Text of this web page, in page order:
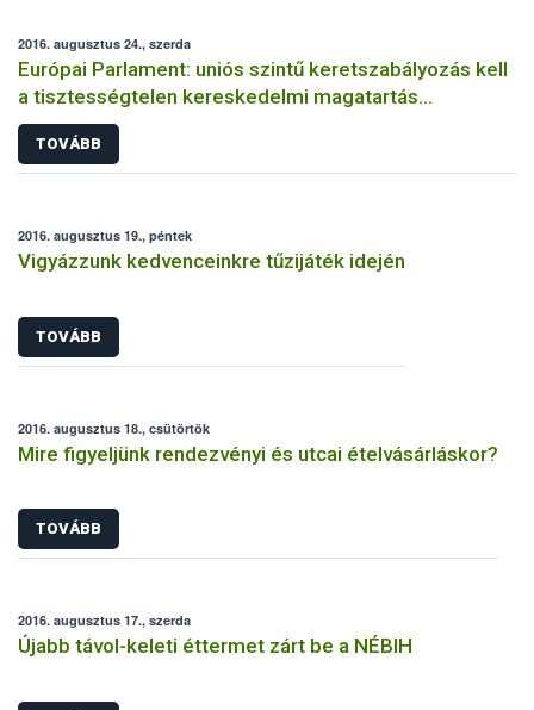
2016. augusztus 24., szerda
Európai Parlament: uniós szintű keretszabályozás kell
a tisztességtelen kereskedelmi magatartás
visszaszorításához
TOVÁBB
2016. augusztus 19., péntek
Vigyázzunk kedvenceinkre tűzijáték idején
TOVÁBB
2016. augusztus 18., csütörtök
Mire figyeljünk rendezvényi és utcai ételvásárláskor?
TOVÁBB
2016. augusztus 17., szerda
Újabb távol-keleti éttermet zárt be a NÉBIH